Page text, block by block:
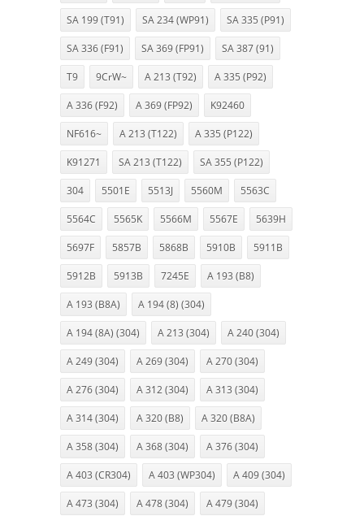
SA 199 (T91) SA 234 (WP91) SA 335 (P91)
SA 336 (F91) SA 369 (FP91) SA 387 (91)
T9 9CrW~ A 213 (T92) A 335 (P92)
A 336 (F92) A 369 (FP92) K92460
NF616~ A 213 (T122) A 335 (P122)
K91271 SA 213 (T122) SA 355 (P122)
304 5501E 5513J 5560M 5563C
5564C 5565K 5566M 5567E 5639H
5697F 5857B 5868B 5910B 5911B
5912B 5913B 7245E A 193 (B8)
A 193 (B8A) A 194 (8) (304)
A 194 (8A) (304) A 213 (304) A 240 (304)
A 249 (304) A 269 (304) A 270 (304)
A 276 (304) A 312 (304) A 313 (304)
A 314 (304) A 320 (B8) A 320 (B8A)
A 358 (304) A 368 (304) A 376 (304)
A 403 (CR304) A 403 (WP304) A 409 (304)
A 473 (304) A 478 (304) A 479 (304)